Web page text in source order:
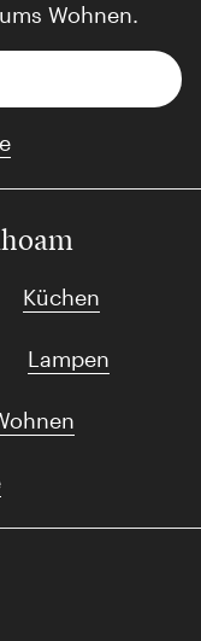
Wohnen.
Küchen
Lampen